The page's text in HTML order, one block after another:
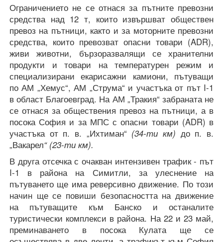
Ограничението не се отнася за пътните превозни
средства над 12 т, които извършват обществен
превоз на пътници, както и за моторните превозни
средства, които превозват опасни товари (ADR),
живи животни, бързоразвалящи се хранителни
продукти и товари на температурен режим и
специализирани екарисажни камиони, пътуващи
по АМ „Хемус“, АМ „Струма“ и участъка от път I-1
в област Благоевград. На АМ „Тракия“ забраната не
се отнася за обществения превоз на пътници, а в
посока София и за МПС с опасни товари (ADR) в
участъка от п. в. „Ихтиман“ (34-ти км) до п. в.
„Вакарел“ (23-ти км).
В друга отсечка с очакван интензивен трафик - път
I-1 в района на Симитли, за улеснение на
пътуването ще има реверсивно движение. По този
начин ще се повиши безопасността на движение
на пътуващите към Банско и останалите
туристически комплекси в района. На 22 и 23 май,
преминаването в посока Кулата ще се